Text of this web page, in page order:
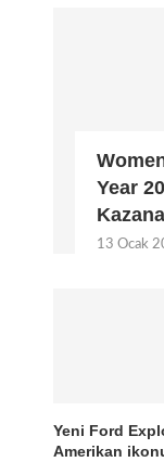
Year
13 Ocak
Yeni Ford
Amerikan